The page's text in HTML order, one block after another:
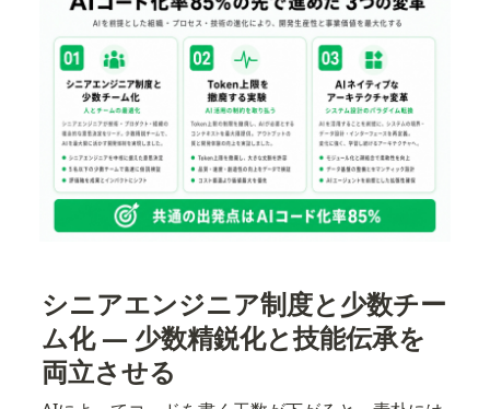
シニアエンジニア制度と少数チー
ム化 — 少数精鋭化と技能伝承を
両立させる